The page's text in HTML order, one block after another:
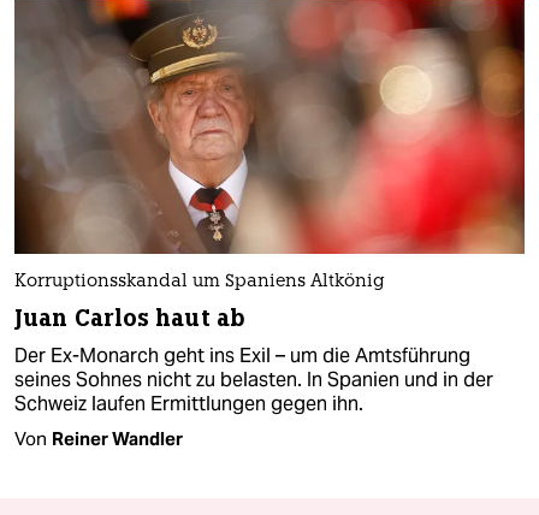
Korruptionsskandal um Spaniens Altkönig
Juan Carlos haut ab
Der Ex-Monarch geht ins Exil – um die Amtsführung
seines Sohnes nicht zu belasten. In Spanien und in der
Schweiz laufen Ermittlungen gegen ihn.
Von Reiner Wandler